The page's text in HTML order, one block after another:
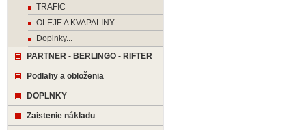
TRAFIC
OLEJE A KVAPALINY
Doplnky...
PARTNER - BERLINGO - RIFTER
Podlahy a obloženia
DOPLNKY
Zaistenie nákladu